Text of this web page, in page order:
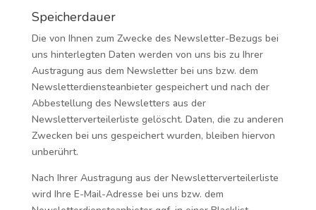
Speicherdauer
Die von Ihnen zum Zwecke des Newsletter-Bezugs bei
uns hinterlegten Daten werden von uns bis zu Ihrer
Austragung aus dem Newsletter bei uns bzw. dem
Newsletterdiensteanbieter gespeichert und nach der
Abbestellung des Newsletters aus der
Newsletterverteilerliste gelöscht. Daten, die zu anderen
Zwecken bei uns gespeichert wurden, bleiben hiervon
unberührt.
Nach Ihrer Austragung aus der Newsletterverteilerliste
wird Ihre E-Mail-Adresse bei uns bzw. dem